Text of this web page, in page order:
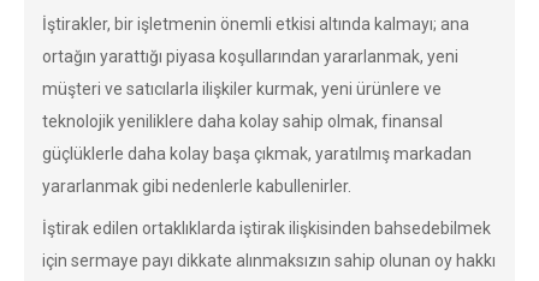
İştirakler, bir işletmenin önemli etkisi altında kalmayı; ana
ortağın yarattığı piyasa koşullarından yararlanmak, yeni
müşteri ve satıcılarla ilişkiler kurmak, yeni ürünlere ve
teknolojik yeniliklere daha kolay sahip olmak, finansal
güçlüklerle daha kolay başa çıkmak, yaratılmış markadan
yararlanmak gibi nedenlerle kabullenirler.
İştirak edilen ortaklıklarda iştirak ilişkisinden bahsedebilmek
için sermaye payı dikkate alınmaksızın sahip olunan oy hakkı